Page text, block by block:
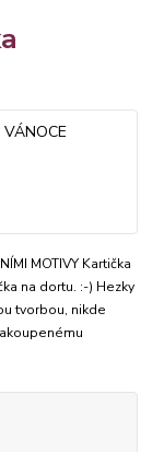
MOTIVY Kartička
na dortu. :-) Hezky
tvorbou, nikde